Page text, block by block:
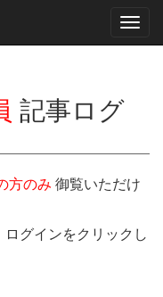
記事ログ
方のみ 御覧いただけ
グインをクリックし